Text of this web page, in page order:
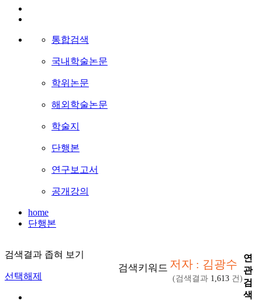
통합검색
국내학술논문
학위논문
해외학술논문
학술지
단행본
연구보고서
공개강의
home
단행본
검색결과 좁혀 보기
선택해제
검색키워드 저자 : 김광수
(검색결과 1,613 건)
연
관
검
색